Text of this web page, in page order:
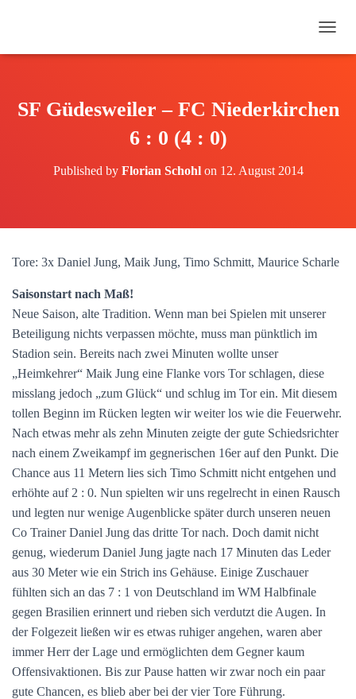
A
A
A
SF Güdesweiler – FC Niederkirchen
6 : 0 (4 : 0)
Published by Florian Schohlon 12. August 2014
Tore: 3x Daniel Jung, Maik Jung, Timo Schmitt, Maurice Scharle
Saisonstart nach Maß!
Neue Saison, alte Tradition. Wenn man bei Spielen mit unserer
Beteiligung nichts verpassen möchte, muss man pünktlich im
Stadion sein. Bereits nach zwei Minuten wollte unser
„Heimkehrer“ Maik Jung eine Flanke vors Tor schlagen, diese
misslang jedoch „zum Glück“ und schlug im Tor ein. Mit diesem
tollen Beginn im Rücken legten wir weiter los wie die Feuerwehr.
Nach etwas mehr als zehn Minuten zeigte der gute Schiedsrichter
nach einem Zweikampf im gegnerischen 16er auf den Punkt. Die
Chance aus 11 Metern lies sich Timo Schmitt nicht entgehen und
erhöhte auf 2 : 0. Nun spielten wir uns regelrecht in einen Rausch
und legten nur wenige Augenblicke später durch unseren neuen
Co Trainer Daniel Jung das dritte Tor nach. Doch damit nicht
genug, wiederum Daniel Jung jagte nach 17 Minuten das Leder
aus 30 Meter wie ein Strich ins Gehäuse. Einige Zuschauer
fühlten sich an das 7 : 1 von Deutschland im WM Halbfinale
gegen Brasilien erinnert und rieben sich verdutzt die Augen. In
der Folgezeit ließen wir es etwas ruhiger angehen, waren aber
immer Herr der Lage und ermöglichten dem Gegner kaum
Offensivaktionen. Bis zur Pause hatten wir zwar noch ein paar
gute Chancen, es blieb aber bei der vier Tore Führung.